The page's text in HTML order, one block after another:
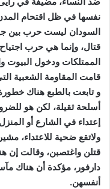
نفسها في ظل اقتحام
السودان ليست حرب بين
قتال، وإنما هي حرب
الممتلكات ودخول البيوت
قامت المقاومة الشعبية
و تابعت بالطبع هناك
أسلحة ثقيلة، لكن هو
إعتداء في الشارع أو
ولاتقع ضحية للاعتداء،
قتلن واغتصبن، وقالت إن
دارفور، مؤكدة أن هناك
أنفسهن.